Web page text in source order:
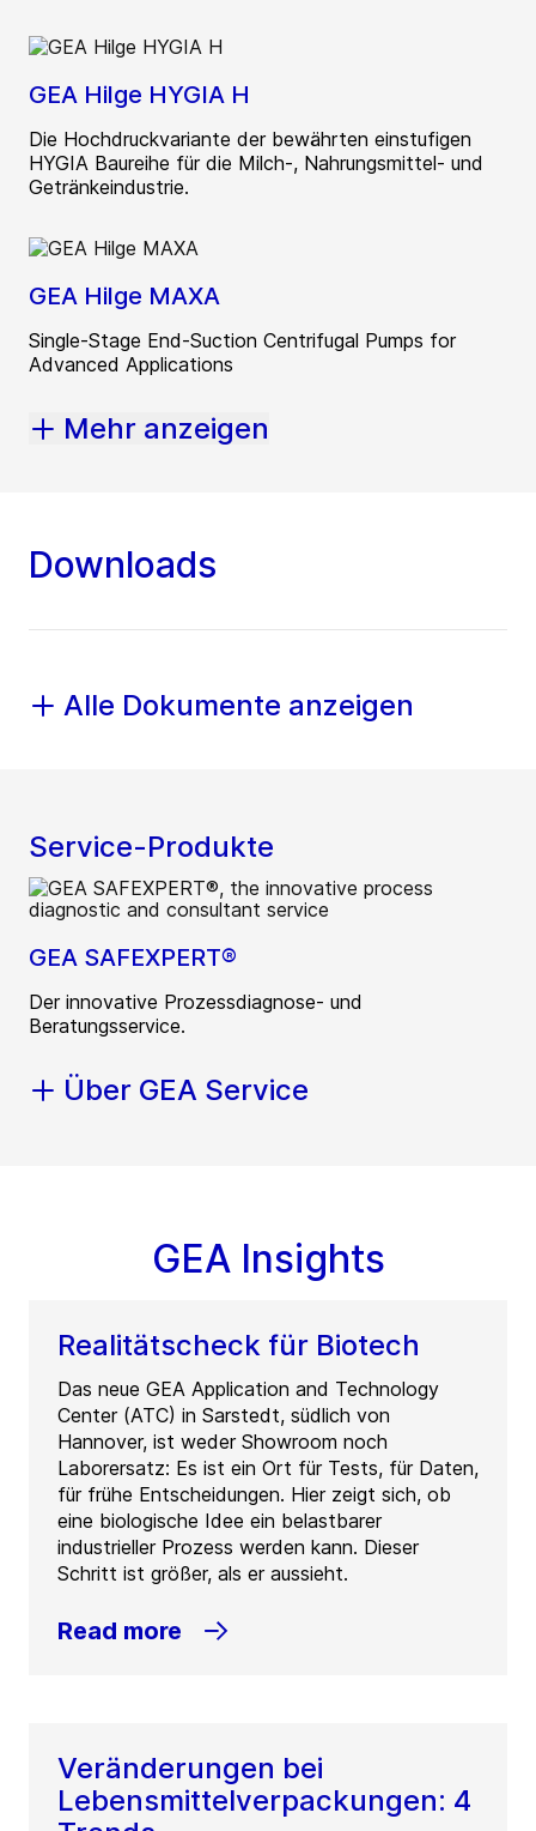
GEA Hilge HYGIA H
Die Hochdruckvariante der bewährten einstufigen
HYGIA Baureihe für die Milch-, Nahrungsmittel- und
Getränkeindustrie.
GEA Hilge MAXA
Single-Stage End-Suction Centrifugal Pumps for
Advanced Applications
Mehr anzeigen
Downloads
Alle Dokumente anzeigen
Service-Produkte
GEA SAFEXPERT®
Der innovative Prozessdiagnose- und
Beratungsservice.
Über GEA Service
GEA Insights
Realitätscheck für Biotech
Das neue GEA Application and Technology
Center (ATC) in Sarstedt, südlich von
Hannover, ist weder Showroom noch
Laborersatz: Es ist ein Ort für Tests, für Daten,
für frühe Entscheidungen. Hier zeigt sich, ob
eine biologische Idee ein belastbarer
industrieller Prozess werden kann. Dieser
Schritt ist größer, als er aussieht.
Read more
Veränderungen bei
Lebensmittelverpackungen: 4